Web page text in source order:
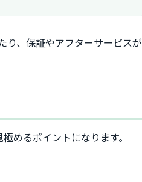
り、保証やアフターサービスが
めるポイントになります。